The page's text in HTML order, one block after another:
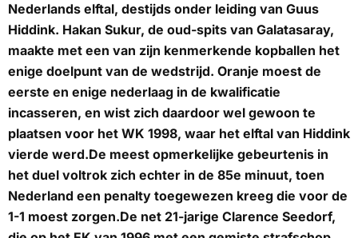
Nederlands elftal, destijds onder leiding van Guus
Hiddink. Hakan Sukur, de oud-spits van Galatasaray,
maakte met een van zijn kenmerkende kopballen het
enige doelpunt van de wedstrijd. Oranje moest de
eerste en enige nederlaag in de kwalificatie
incasseren, en wist zich daardoor wel gewoon te
plaatsen voor het WK 1998, waar het elftal van Hiddink
vierde werd.De meest opmerkelijke gebeurtenis in
het duel voltrok zich echter in de 85e minuut, toen
Nederland een penalty toegewezen kreeg die voor de
1-1 moest zorgen.De net 21-jarige Clarence Seedorf,